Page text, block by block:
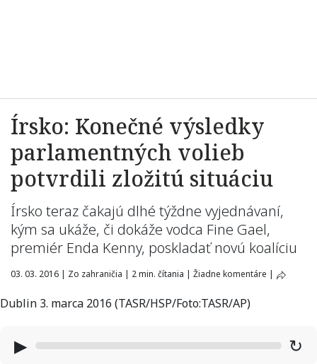
Írsko: Konečné výsledky
parlamentných volieb
potvrdili zložitú situáciu
Írsko teraz čakajú dlhé týždne vyjednávaní,
kým sa ukáže, či dokáže vodca Fine Gael,
premiér Enda Kenny, poskladať novú koalíciu
03. 03. 2016 | Zo zahraničia | 2 min. čítania | Žiadne komentáre |
Dublin 3. marca 2016 (TASR/HSP/Foto:TASR/AP)
▶ ↻